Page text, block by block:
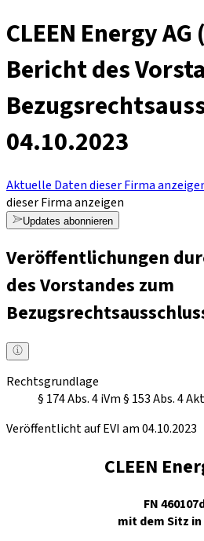
CLEEN Energy
Bericht des
04.10.2023
Aktuelle Daten dieser Firma
dieser Firma anzeigen
Updates abonnieren
Veröffentlichungen
des Vorstandes zum
Rechtsgrundlage
§ 174 Abs. 4 iVm § 153 Abs. 4
Veröffentlicht auf EVI am 04.10.2023
CLEEN
FN
mit dem Sitz in